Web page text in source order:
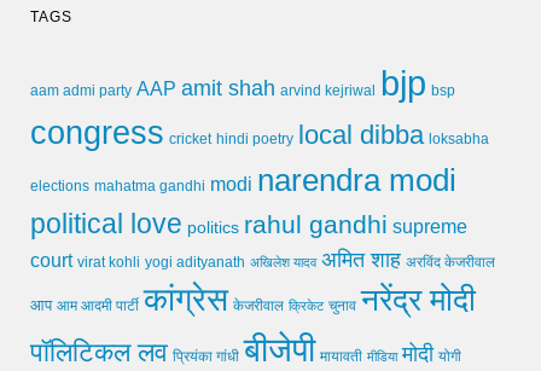
TAGS
aam admi party AAP amit shah arvind kejriwal bjp bsp
congress cricket hindi poetry local dibba loksabha
elections mahatma gandhi modi narendra modi
political love politics rahul gandhi supreme
court virat kohli yogi adityanath अखिलेश यादव अमित शाह अरविंद केजरीवाल
आप आम आदमी पार्टी कांग्रेस केजरीवाल क्रिकेट चुनाव नरेंद्र मोदी
पॉलिटिकल लव प्रियंका गांधी बीजेपी मायावती मीडिया मोदी योगी